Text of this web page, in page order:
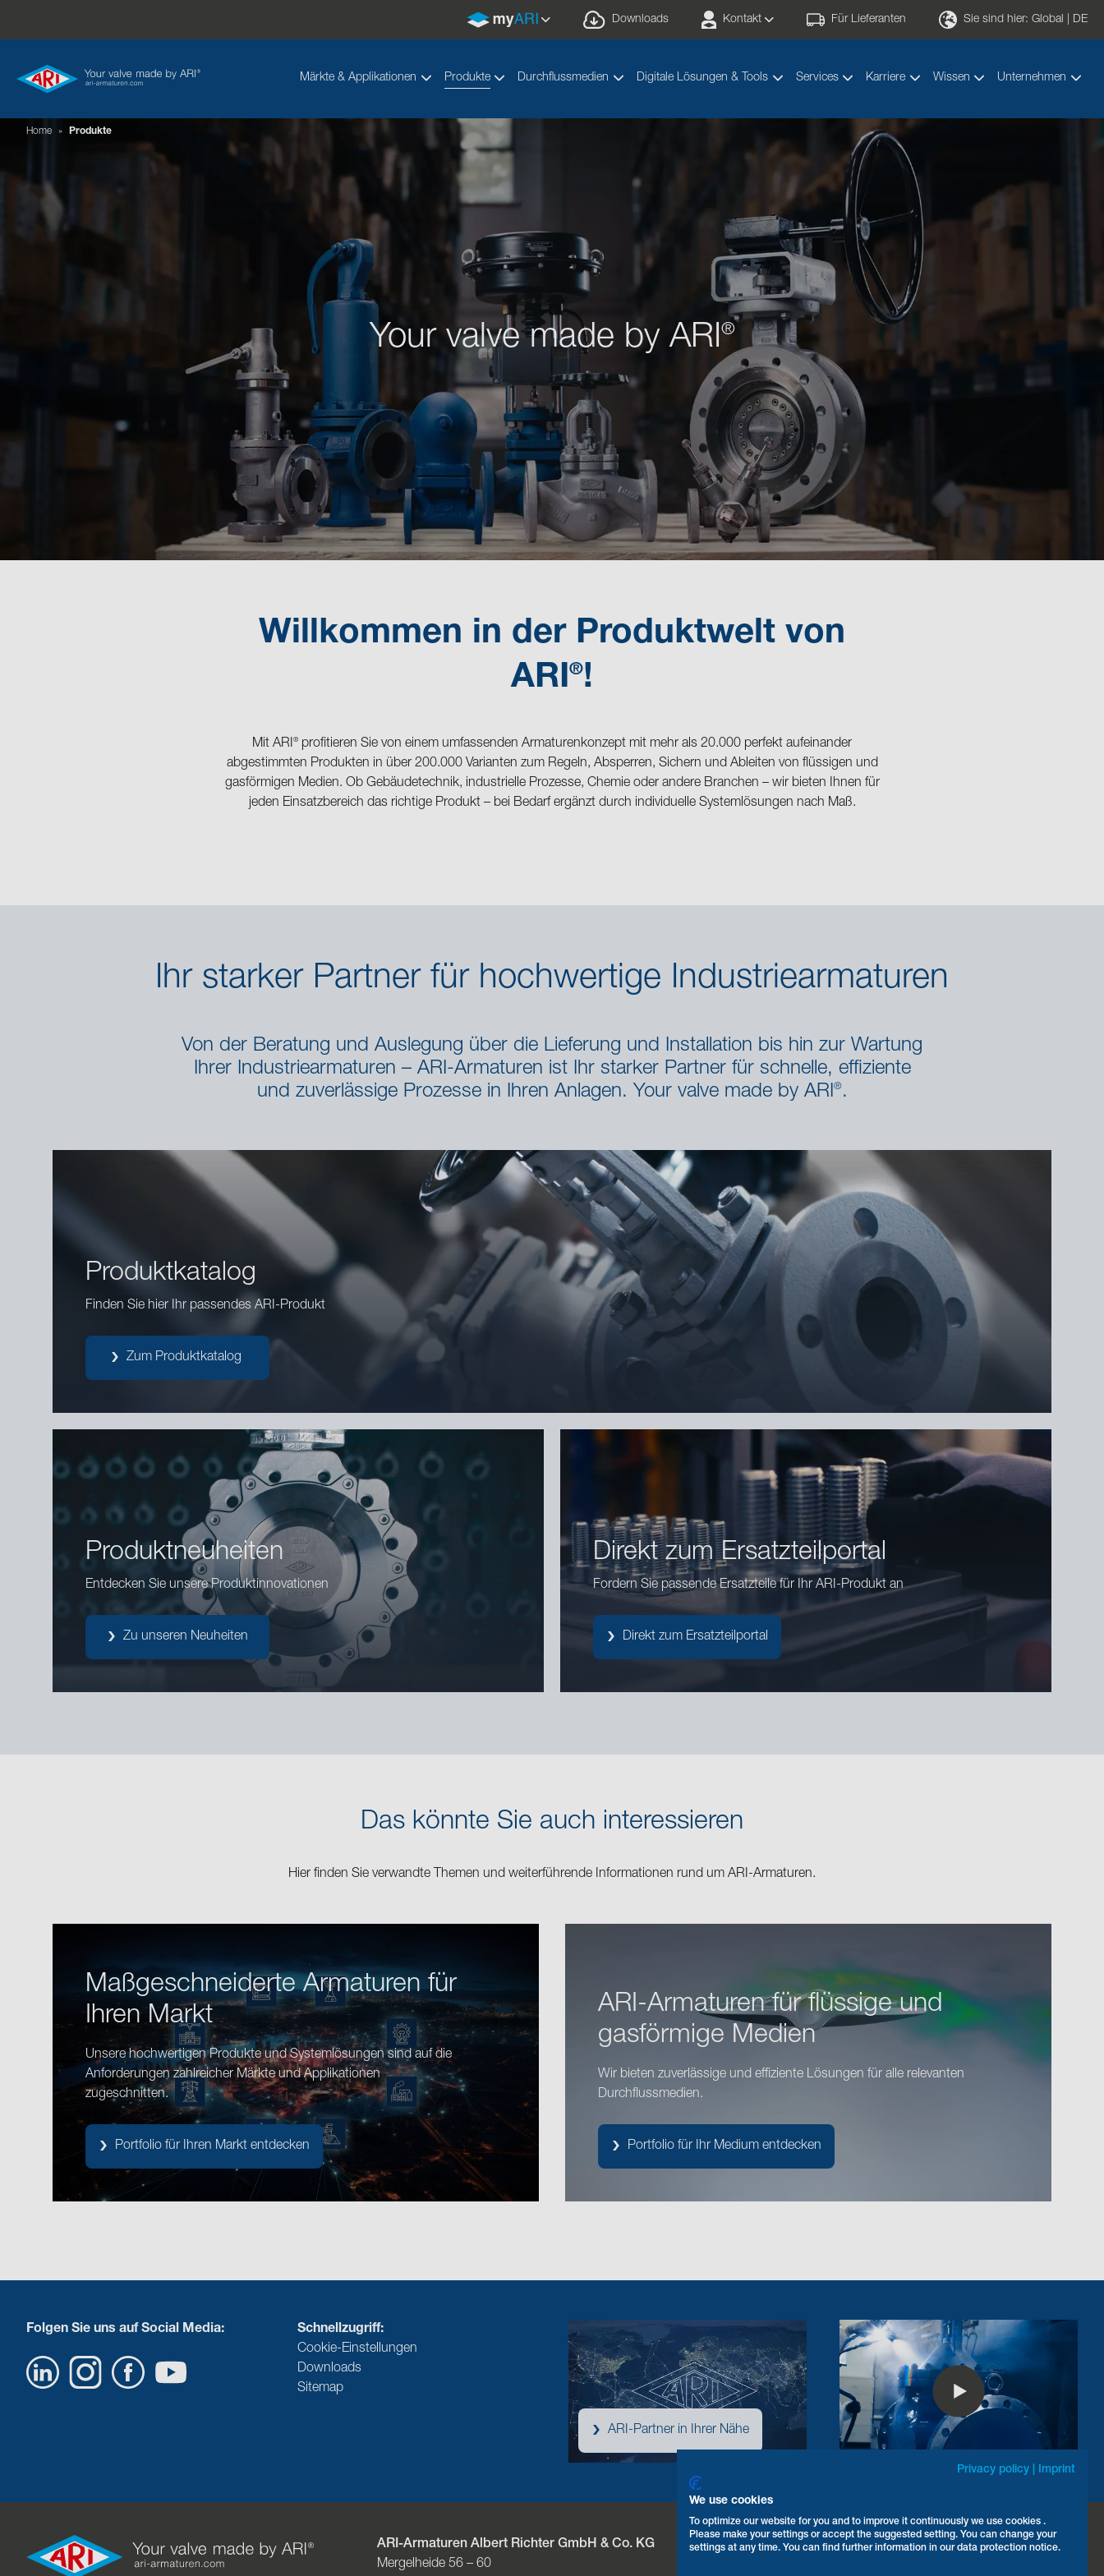
Downloads Kontakt Für Lieferanten Sie sind hier: Global | DE
Märkte & Applikationen Produkte Durchflussmedien Digitale Lösungen & Tools Services Karriere Wissen Unternehmen
Home » Produkte
Your valve made by ARI®
Willkommen in der Produktwelt von
ARI®!
Mit ARI®
profitieren Sie von einem umfassenden Armaturenkonzept mit mehr als 20.000 perfekt aufeinander
abgestimmten Produkten in über 200.000 Varianten zum Regeln, Absperren, Sichern und Ableiten von flüssigen und
gasförmigen Medien. Ob Gebäudetechnik, industrielle Prozesse, Chemie oder andere Branchen – wir bieten Ihnen für
jeden Einsatzbereich das richtige Produkt – bei Bedarf ergänzt durch individuelle Systemlösungen nach Maß.
Ihr starker Partner für hochwertige Industriearmaturen
Von der Beratung und Auslegung über die Lieferung und Installation bis hin zur Wartung
Ihrer Industriearmaturen – ARI-Armaturen ist Ihr starker Partner für schnelle, effiziente
und zuverlässige Prozesse in Ihren Anlagen. Your valve made by ARI®.
Produktkatalog
Finden Sie hier Ihr passendes ARI-Produkt
Zum Produktkatalog
Produktneuheiten
Entdecken Sie unsere Produktinnovationen
Zu unseren Neuheiten
Direkt zum Ersatzteilportal
Fordern Sie passende Ersatzteile für Ihr ARI-Produkt an
Direkt zum Ersatzteilportal
Das könnte Sie auch interessieren
Hier finden Sie verwandte Themen und weiterführende Informationen rund um ARI-Armaturen.
Maßgeschneiderte Armaturen für
Ihren Markt
Unsere hochwertigen Produkte und Systemlösungen sind auf die
Anforderungen zahlreicher Märkte und Applikationen
zugeschnitten.
Portfolio für Ihren Markt entdecken
ARI-Armaturen für flüssige und
gasförmige Medien
Wir bieten zuverlässige und effiziente Lösungen für alle relevanten
Durchflussmedien.
Portfolio für Ihr Medium entdecken
Folgen Sie uns auf Social Media:
Schnellzugriff:
Cookie-Einstellungen
Downloads
Sitemap
ARI-Partner in Ihrer Nähe
ARI-Armaturen Albert Richter GmbH & Co. KG
Mergelheide 56 – 60
Telefon:+49 5207 994-0
Privacy policy Imprint
We use cookies
To optimize our website for you and to improve it continuously we use cookies .
Please make your settings or accept the suggested setting. You can change your
settings at any time. You can find further information in our data protection notice.